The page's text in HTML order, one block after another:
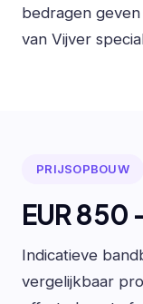
bedragen
van Vijver
PRIJSOPBOUW
EUR 850
Indicatieve
vergelijkbaar